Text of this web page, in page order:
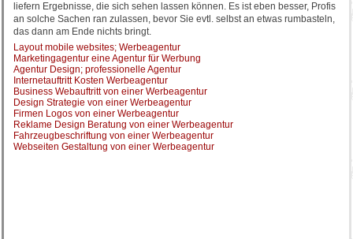
liefern Ergebnisse, die sich sehen lassen können. Es ist eben besser, Profis
an solche Sachen ran zulassen, bevor Sie evtl. selbst an etwas rumbasteln,
das dann am Ende nichts bringt.
Layout mobile websites; Werbeagentur
Marketingagentur eine Agentur für Werbung
Agentur Design; professionelle Agentur
Internetauftritt Kosten Werbeagentur
Business Webauftritt von einer Werbeagentur
Design Strategie von einer Werbeagentur
Firmen Logos von einer Werbeagentur
Reklame Design Beratung von einer Werbeagentur
Fahrzeugbeschriftung von einer Werbeagentur
Webseiten Gestaltung von einer Werbeagentur